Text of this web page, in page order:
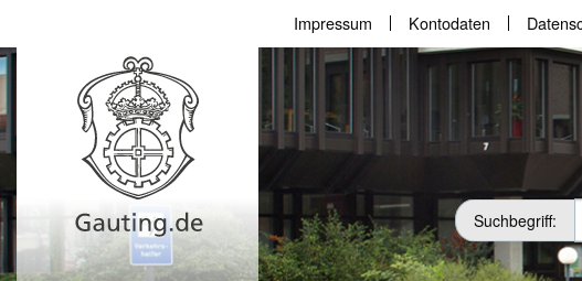
Impressum Kontodaten
Suchbegriff: